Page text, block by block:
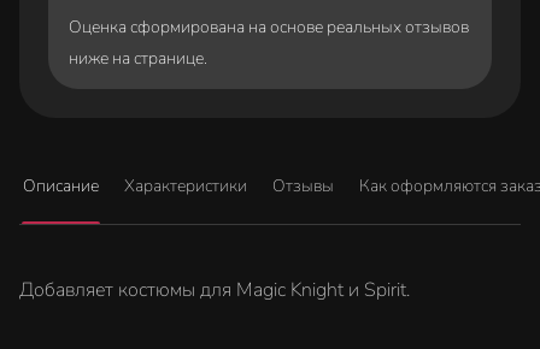
Оценка сформирована на основе реальных отзывов
ниже на странице.
Описание Характеристики Отзывы Как оформляются
Добавляет костюмы для Magic Knight и Spirit.